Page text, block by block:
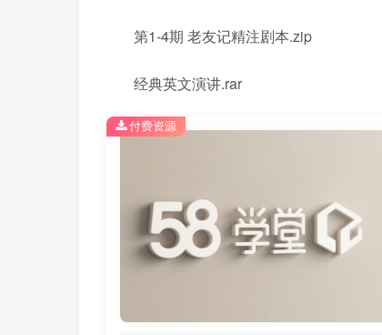
第1-4期 老友记精注剧本.zip
经典英文演讲.rar
付费资源